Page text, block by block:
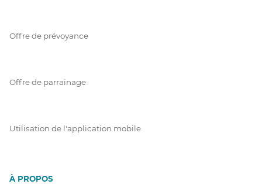
Offre de prévoyance
Offre de parrainage
Utilisation de l'application mobile
À PROPOS